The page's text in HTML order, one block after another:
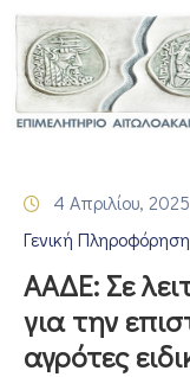
ΑΡΧΙΚΗ
ΓΕΜΗ
–
ΠΡΟΓΡΑΜΜΑΤΑ
ΕΠΙΜΕΛΗΤΗΡΙΟΥ
4 Απριλίου, 2025
Γενική Πληροφόρηση
ΑΑΔΕ: Σε
για την
αγρότες